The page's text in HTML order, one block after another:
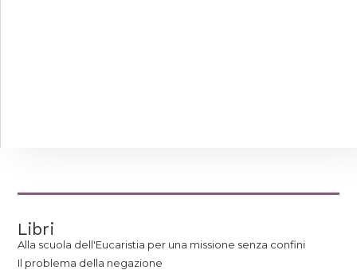
Libri
Alla scuola dell'Eucaristia per una missione senza confini
Il problema della negazione